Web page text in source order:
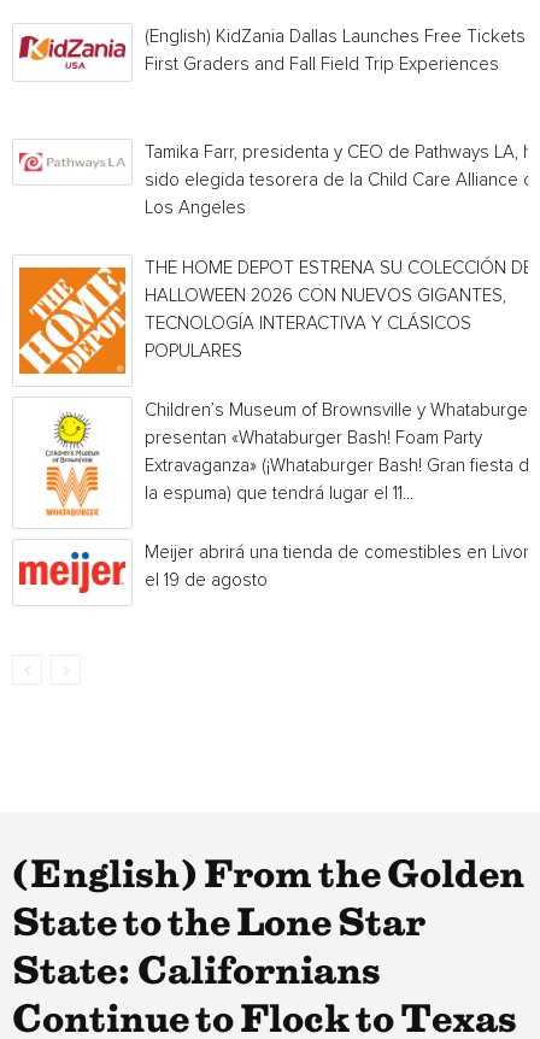
(English) KidZania Dallas Launches Free Tickets
First Graders and Fall Field Trip Experiences
Tamika Farr, presidenta y CEO de Pathways LA,
sido elegida tesorera de la Child Care Alliance of
Los Angeles
THE HOME DEPOT ESTRENA SU COLECCIÓN DE
HALLOWEEN 2026 CON NUEVOS GIGANTES,
TECNOLOGÍA INTERACTIVA Y CLÁSICOS
POPULARES
Children’s Museum of Brownsville y Whataburger
presentan «Whataburger Bash! Foam Party
Extravaganza» (¡Whataburger Bash! Gran fiesta de
la espuma) que tendrá lugar el 11...
Meijer abrirá una tienda de comestibles en
el 19 de agosto
(English) From the Golden
State to the Lone Star
State: Californians
Continue to Flock to Texas